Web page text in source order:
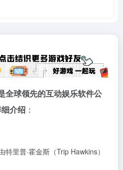
球领先的互动娱乐软件公
介绍 ：
特里普·霍金斯（Trip Hawkins）